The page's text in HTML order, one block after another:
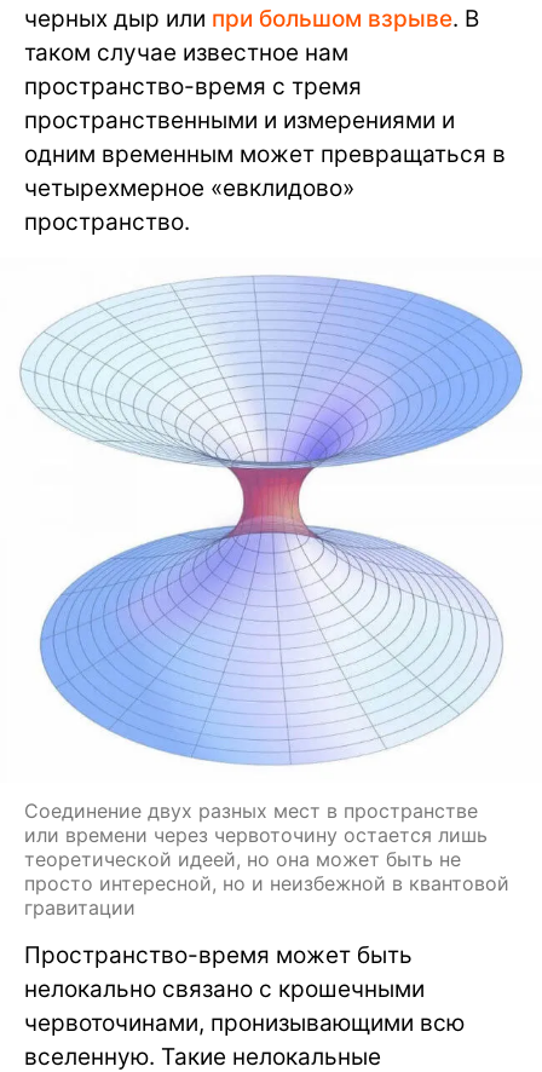
черных дыр или при большом взрыве. В
таком случае известное нам
пространство-время с тремя
пространственными и измерениями и
одним временным может превращаться в
четырехмерное «евклидово»
пространство.
Соединение двух разных мест в пространстве
или времени через червоточину остается лишь
теоретической идеей, но она может быть не
просто интересной, но и неизбежной в квантовой
гравитации
Пространство-время может быть
нелокально связано с крошечными
червоточинами, пронизывающими всю
вселенную. Такие нелокальные